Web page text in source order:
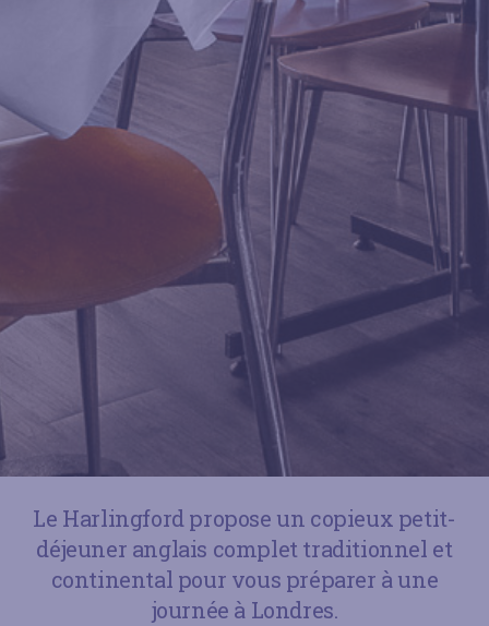
Le Harlingford propose un copieux petit-
déjeuner anglais complet traditionnel et
continental pour vous préparer à une
journée à Londres.